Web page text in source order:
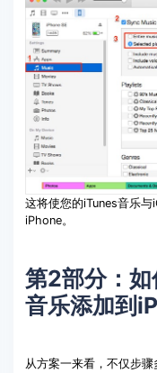
这将使您的iTunes音乐与
iPhone。
第2部分：
音乐添加到
从方案一来看，不仅步